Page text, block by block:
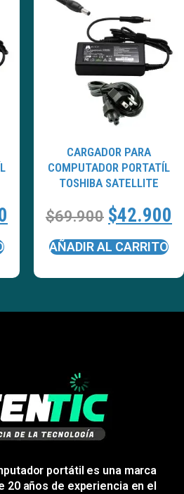
CARGADOR PARA
COMPUTADOR PORTATÍL
TOSHIBA SATELLITE
$69.900 $42.900
AÑADIR AL CARRITO
portátil es una marca
20 años de experiencia en el